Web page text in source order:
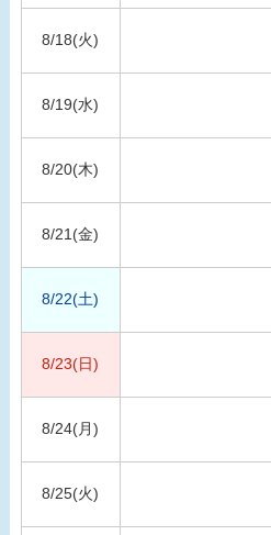
8/18(火)
8/19(水)
8/20(木)
8/21(金)
8/22(土)
8/23(日)
8/24(月)
8/25(火)